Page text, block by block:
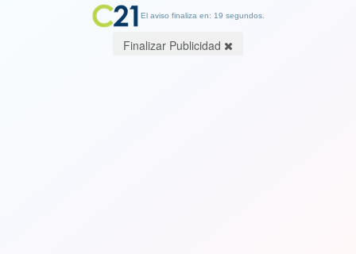
El aviso finaliza en: 19 segundos.
Finalizar Publicidad